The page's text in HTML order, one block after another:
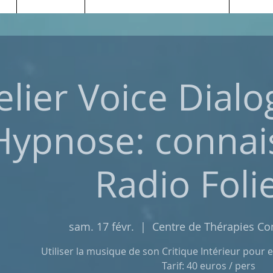
Voice
Radio
sam. 17 févr.
  |
Centre de Thérapies
Utiliser la musique de son Critique Intérieur pour
Tarif: 40 euros / pers